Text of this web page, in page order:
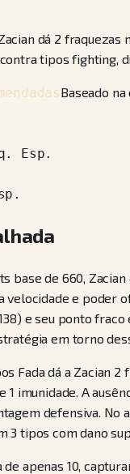
dá 2 fraquezas
tipos fighting,
Baseado
Esp.
base de 660, Zacian
velocidade e poder
e seu ponto fraco
em torno
Fada dá a Zacian 2
1 imunidade. A
defensiva. No
3 tipos com dano
apenas 10,